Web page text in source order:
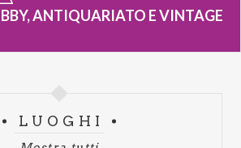
ANTIQUARIATO E VINTAGE
LUOGHI